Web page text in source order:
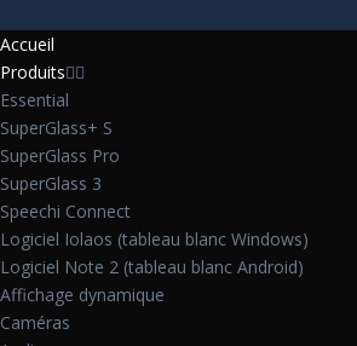
Accueil
Produits
Essential
SuperGlass+ S
SuperGlass Pro
SuperGlass 3
Speechi Connect
Logiciel Iolaos (tableau blanc Windows)
Logiciel Note 2 (tableau blanc Android)
Affichage dynamique
Caméras